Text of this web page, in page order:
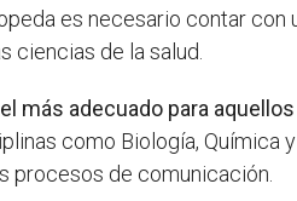
es necesario contar
ciencias de la salud.
más adecuado para
como Biología,
procesos de comunicación.